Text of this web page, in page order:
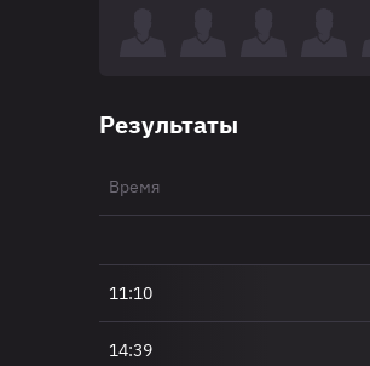
Результаты
Время
11:10
14:39